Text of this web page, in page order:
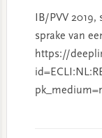
IB/PVV
sprake van
https://